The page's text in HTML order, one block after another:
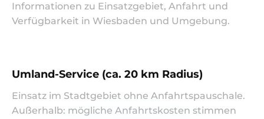
Informationen zu Einsatzgebiet, Anfahrt und
Verfügbarkeit in Wiesbaden und Umgebung.
Umland-Service (ca. 20 km Radius)
Einsatz im Stadtgebiet ohne Anfahrtspauschale.
Außerhalb: mögliche Anfahrtskosten stimmen